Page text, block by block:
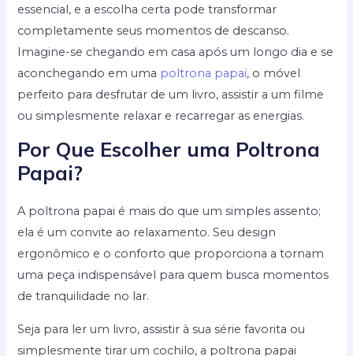
essencial, e a escolha certa pode transformar
completamente seus momentos de descanso.
Imagine-se chegando em casa após um longo dia e se
aconchegando em uma poltrona papai, o móvel
perfeito para desfrutar de um livro, assistir a um filme
ou simplesmente relaxar e recarregar as energias.
Por Que Escolher uma Poltrona
Papai?
A poltrona papai é mais do que um simples assento;
ela é um convite ao relaxamento. Seu design
ergonômico e o conforto que proporciona a tornam
uma peça indispensável para quem busca momentos
de tranquilidade no lar.
Seja para ler um livro, assistir à sua série favorita ou
simplesmente tirar um cochilo, a poltrona papai